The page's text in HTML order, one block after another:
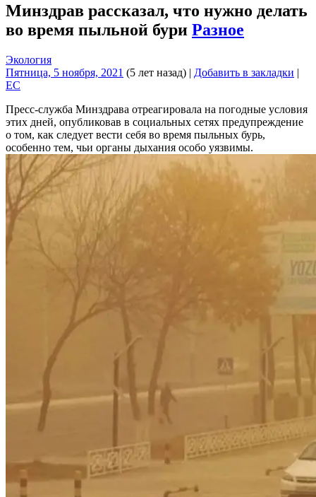
Минздрав рассказал, что нужно делать
во время пыльной бури Разное
Экология
Пятница, 5 ноября, 2021 (5 лет назад) | Добавить в закладки |
EC
Пресс-служба Минздрава отреагировала на погодные условия
этих дней, опубликовав в социальных сетях предупреждение
о том, как следует вести себя во время пыльных бурь,
особенно тем, чьи органы дыхания особо уязвимы.